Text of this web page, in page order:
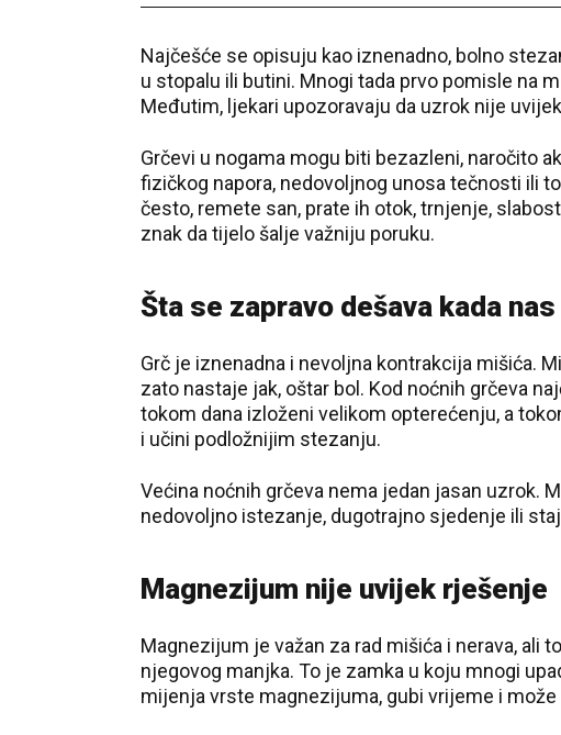
Najčešće se opisuju kao iznenadno, bolno
u stopalu ili butini. Mnogi tada prvo pomisle na
Međutim, ljekari upozoravaju da uzrok nije
Grčevi u nogama mogu biti bezazleni, naročito
fizičkog napora, nedovoljnog unosa tečnosti ili
često, remete san, prate ih otok, trnjenje,
znak da tijelo šalje važniju poruku.
Šta se zapravo dešava kada
Grč je iznenadna i nevoljna kontrakcija mišića.
zato nastaje jak, oštar bol. Kod noćnih grčeva
tokom dana izloženi velikom opterećenju, a
i učini podložnijim stezanju.
Većina noćnih grčeva nema jedan jasan uzrok.
nedovoljno istezanje, dugotrajno sjedenje ili
Magnezijum nije uvijek rješenje
Magnezijum je važan za rad mišića i nerava, ali
njegovog manjka. To je zamka u koju mnogi
mijenja vrste magnezijuma, gubi vrijeme i može